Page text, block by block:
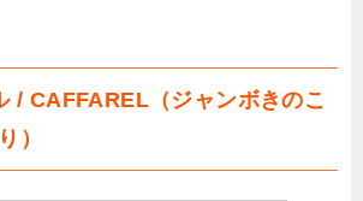
/ CAFFAREL（ジャンボきのこ
）